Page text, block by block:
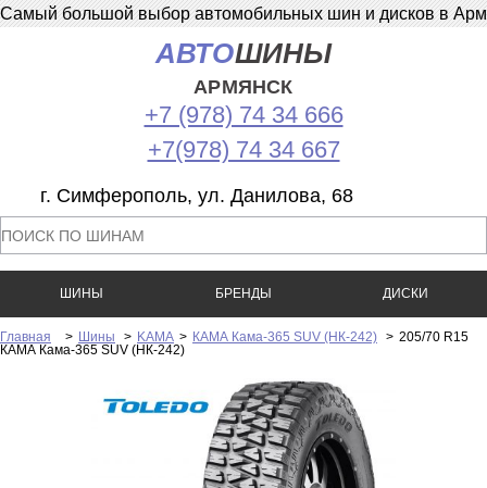
Самый большой выбор автомобильных шин и дисков в
АВТОШИНЫ
АРМЯНСК
+7 (978) 74 34 666
+7(978) 74 34 667
г. Симферополь, ул. Данилова, 68
ШИНЫ БРЕНДЫ ДИСКИ
Главная > Шины > KAMA > КАМА Кама-365 SUV (НК-242) > 205/70 R15
КАМА Кама-365 SUV (НК-242)